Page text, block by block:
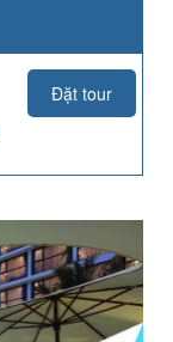
Đặt tour